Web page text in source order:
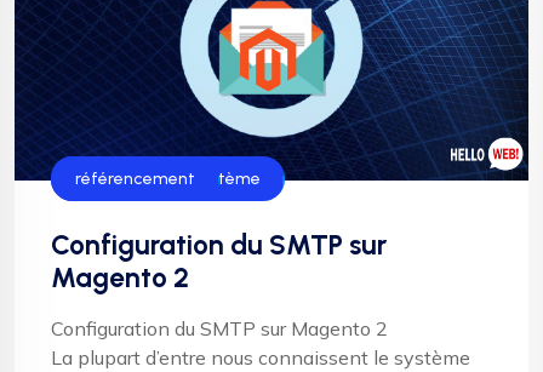
Administration système
référencement
Configuration du SMTP sur
Magento 2
Configuration du SMTP sur Magento 2
La plupart d’entre nous connaissent le système